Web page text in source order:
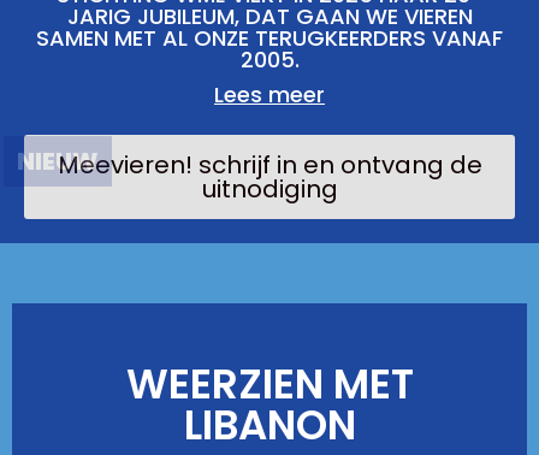
JARIG JUBILEUM, DAT GAAN WE VIEREN
SAMEN MET AL ONZE TERUGKEERDERS VANAF
2005.
Lees meer
Meevieren! schrijf in en ontvang de
uitnodiging
WEERZIEN MET
LIBANON
NIEUW